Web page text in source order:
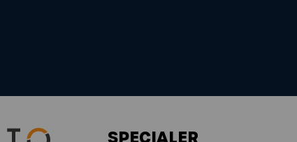
SPECIALER